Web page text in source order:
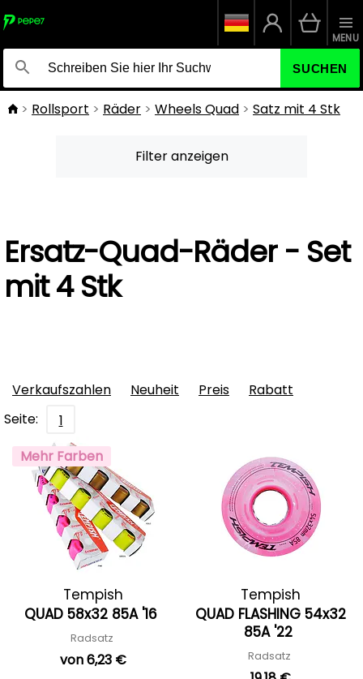
SUCHEN
MENU
Rollsport Räder Wheels Quad Satz mit 4 Stk
Filter anzeigen
Ersatz-Quad-Räder - Set
mit 4 Stk
Verkaufszahlen Neuheit Preis
Rabatt
Seite:
1
Mehr Farben
Tempish
QUAD 58x32 85A '16
Radsatz
von 6,23 €
Tempish
QUAD FLASHING 54x32
85A '22
Radsatz